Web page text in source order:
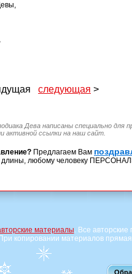
следующая >
Дева написаны специально для
активной ссылки на наш сайт.
Предлагаем Вам
любому человеку
материалы. Все
При копировании материалов